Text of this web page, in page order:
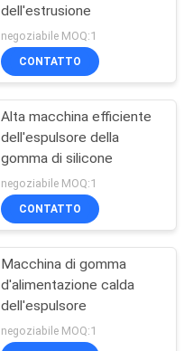
dell'estrusione
negoziabile MOQ:1
CONTATTO
Alta macchina efficiente
dell'espulsore della
gomma di silicone
negoziabile MOQ:1
CONTATTO
Macchina di gomma
d'alimentazione calda
dell'espulsore
negoziabile MOQ:1